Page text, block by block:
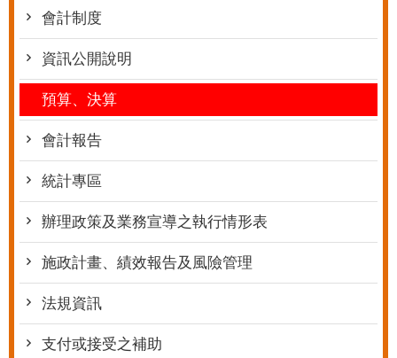
會計制度
資訊公開說明
預算、決算
會計報告
統計專區
辦理政策及業務宣導之執行情形表
施政計畫、績效報告及風險管理
法規資訊
支付或接受之補助